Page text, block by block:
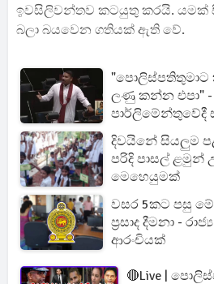
ඉවසිලිවන්තව කටයුතු කරයි. යමක්
බලා බයවෙන ගතියක් ඇති වේ.
ලණු කන්න එපා" -
පාර්ලිමේන්තුවේදී
දිවයිනේ සියලුම
පරිදි පාසල් ළමුන්
මෙහෙයුමක්
වසර 5කට පසු
ප්‍රසාද දීමනා -
ආරංචියක්
🔴Live | පොලිස්පතිට මරණ තර්ජන .....